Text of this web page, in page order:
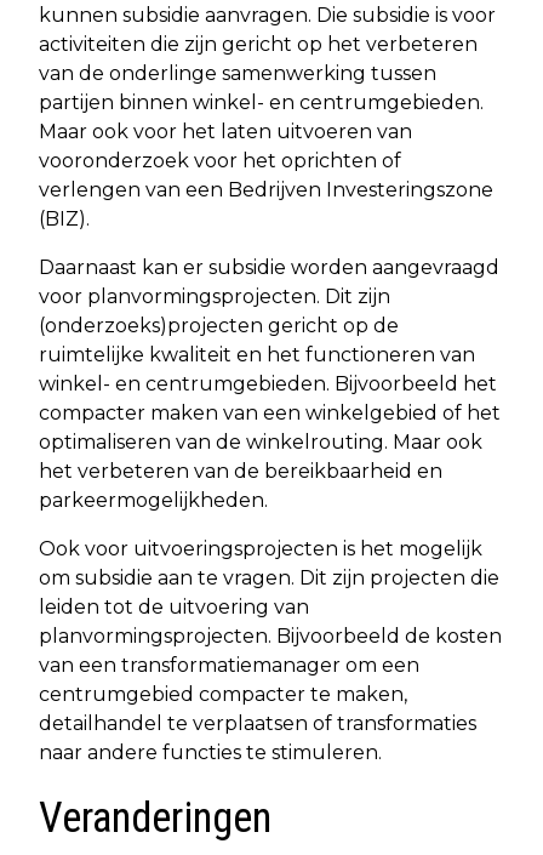
kunnen subsidie aanvragen. Die subsidie is voor
activiteiten die zijn gericht op het verbeteren
van de onderlinge samenwerking tussen
partijen binnen winkel- en centrumgebieden.
Maar ook voor het laten uitvoeren van
vooronderzoek voor het oprichten of
verlengen van een Bedrijven Investeringszone
(BIZ).
Daarnaast kan er subsidie worden aangevraagd
voor planvormingsprojecten. Dit zijn
(onderzoeks)projecten gericht op de
ruimtelijke kwaliteit en het functioneren van
winkel- en centrumgebieden. Bijvoorbeeld het
compacter maken van een winkelgebied of het
optimaliseren van de winkelrouting. Maar ook
het verbeteren van de bereikbaarheid en
parkeermogelijkheden.
Ook voor uitvoeringsprojecten is het mogelijk
om subsidie aan te vragen. Dit zijn projecten die
leiden tot de uitvoering van
planvormingsprojecten. Bijvoorbeeld de kosten
van een transformatiemanager om een
centrumgebied compacter te maken,
detailhandel te verplaatsen of transformaties
naar andere functies te stimuleren.
Veranderingen